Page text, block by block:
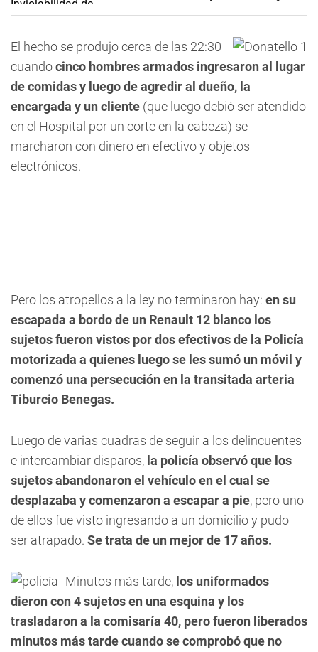
El hecho se produjo cerca de las 22:30
cuandocinco hombres armados ingresaron al lugar
de comidas y luego de agredir al dueño, la
encargada y un cliente (que luego debió ser atendido
en el Hospital por un corte en la cabeza) se
marcharon con dinero en efectivo y objetos
electrónicos.
Pero los atropellos a la ley no terminaron hay: en su
escapada a bordo de un Renault 12 blanco los
sujetos fueron vistos por dos efectivos de la Policía
motorizada a quienes luego se les sumó un móvil y
comenzó una persecución en la transitada arteria
Tiburcio Benegas.
Luego de varias cuadras de seguir a los delincuentes
e intercambiar disparos, la policía observó que los
sujetos abandonaron el vehículo en el cual se
desplazaba y comenzaron a escapar a pie, pero uno
de ellos fue visto ingresando a un domicilio y pudo
ser atrapado. Se trata de un mejor de 17 años.
Minutos más tarde, los uniformados
dieron con 4 sujetos en una esquina y los
trasladaron a la comisaría 40, pero fueron liberados
minutos más tarde cuando se comprobó que no